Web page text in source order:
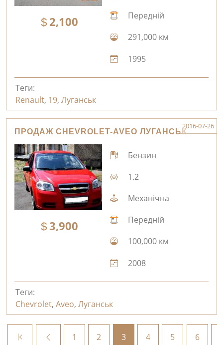
2,100
Передній
291,000 км
1995
Теги:
Renault, 19, Луганськ
ПРОДАЖ CHEVROLET-AVEO ЛУГАНСЬК
2016-07-26
3,900
Бензин
1.2
Механічна
Передній
100,000 км
2008
Теги:
Chevrolet, Aveo, Луганськ
1 2 3 4 5 6